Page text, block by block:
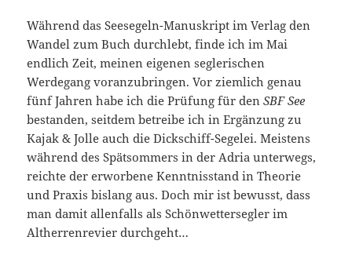
Während das Seesegeln-Manuskript im Verlag den
Wandel zum Buch durchlebt, finde ich im Mai
endlich Zeit, meinen eigenen seglerischen
Werdegang voranzubringen. Vor ziemlich genau
fünf Jahren habe ich die Prüfung für denSBF See
bestanden, seitdem betreibe ich in Ergänzung zu
Kajak & Jolle auch die Dickschiff-Segelei. Meistens
während des Spätsommers in der Adria unterwegs,
reichte der erworbene Kenntnisstand in Theorie
und Praxis bislang aus. Doch mir ist bewusst, dass
man damit allenfalls als Schönwettersegler im
Altherrenrevier durchgeht…